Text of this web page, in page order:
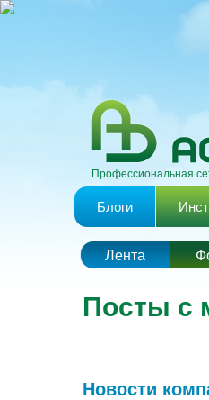
Профессиональная
Главное меню
Блоги
Лента
Посты с
Новости